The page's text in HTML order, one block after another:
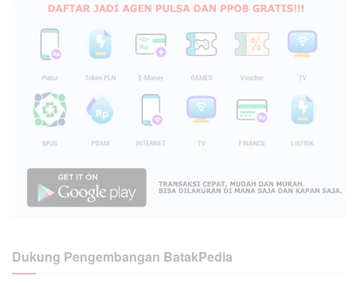
Dukung Pengembangan BatakPedia